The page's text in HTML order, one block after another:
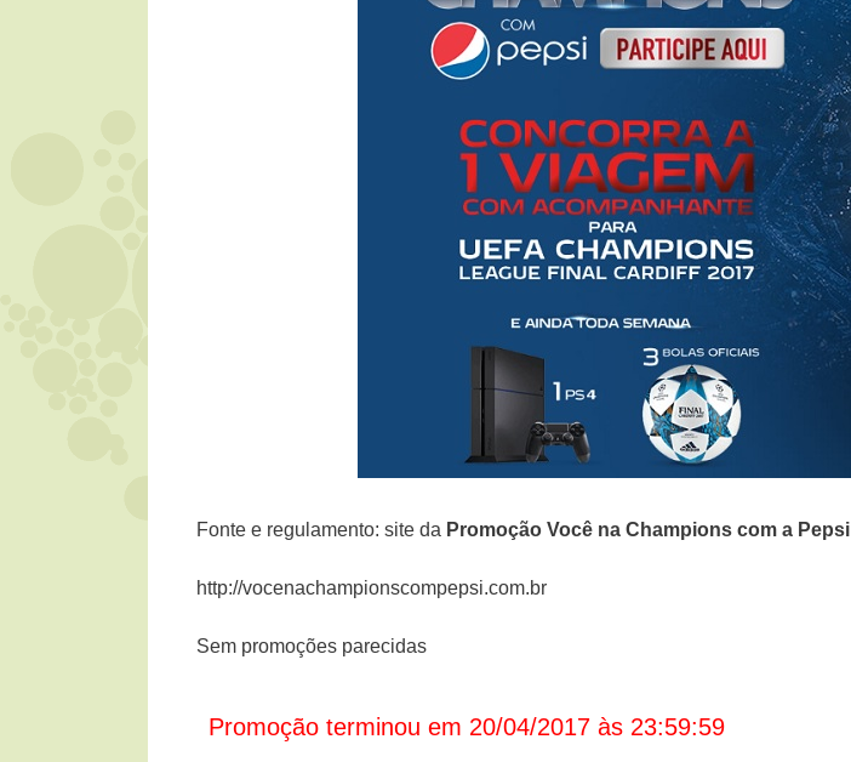
Fonte e regulamento: site da Promoção Você na Champions com a Pepsi
http://vocenachampionscompepsi.com.br
Sem promoções parecidas
Promoção terminou em 20/04/2017 às 23:59:59